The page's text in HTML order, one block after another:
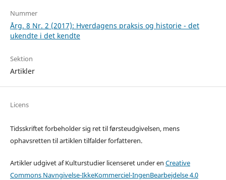
Nummer
Årg. 8 Nr. 2 (2017): Hverdagens praksis og historie - det
ukendte i det kendte
Sektion
Artikler
Licens
Tidsskriftet forbeholder sig ret til førsteudgivelsen, mens
ophavsretten til artiklen tilfalder forfatteren.
Artikler udgivet af Kulturstudier licenseret under en Creative
Commons Navngivelse-IkkeKommerciel-IngenBearbejdelse 4.0